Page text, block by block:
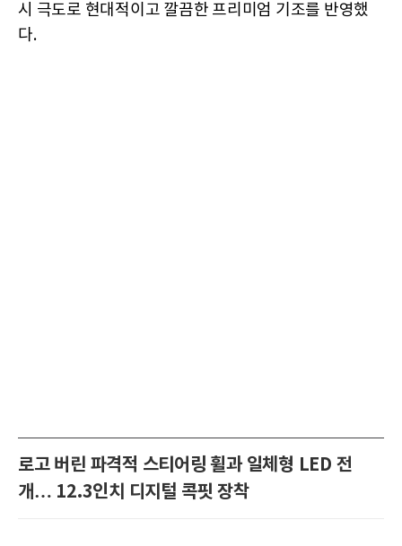
시 극도로 현대적이고 깔끔한 프리미엄 기조를 반영했
다.
로고 버린 파격적 스티어링 휠과 일체형 LED 전
개… 12.3인치 디지털 콕핏 장착